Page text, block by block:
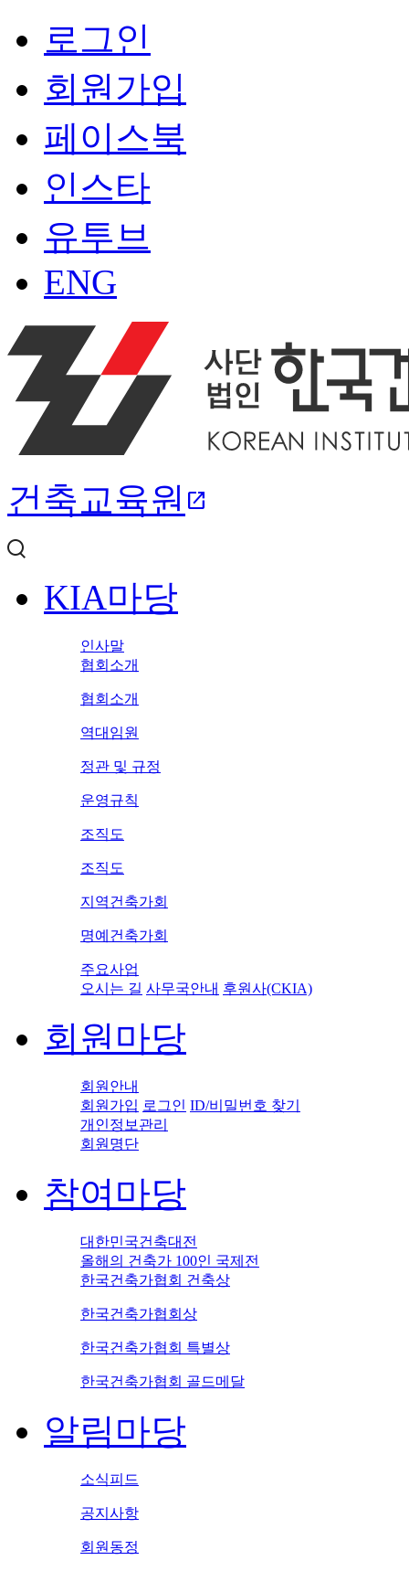
로그인
회원가입
페이스북
인스타
유투브
ENG
건축교육원 open_in_new
KIA마당
인사말
협회소개
협회소개
역대임원
정관 및 규정
운영규칙
조직도
조직도
지역건축가회
명예건축가회
주요사업
오시는 길 사무국안내 후원사(CKIA)
회원마당
회원안내
회원가입 로그인 ID/비밀번호 찾기
개인정보관리
회원명단
참여마당
대한민국건축대전
올해의 건축가 100인 국제전
한국건축가협회 건축상
한국건축가협회상
한국건축가협회 특별상
한국건축가협회 골드메달
알림마당
소식피드
공지사항
회원동정